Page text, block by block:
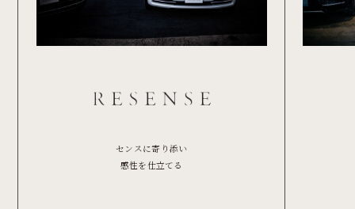
センスに寄り添い
感性を仕立てる